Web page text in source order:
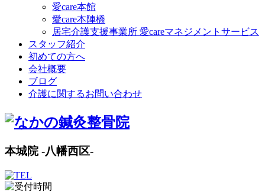
愛care本館
愛care本陣橋
居宅介護支援事業所 愛careマネジメントサービス
スタッフ紹介
初めての方へ
会社概要
ブログ
介護に関するお問い合わせ
本城院 -八幡西区-